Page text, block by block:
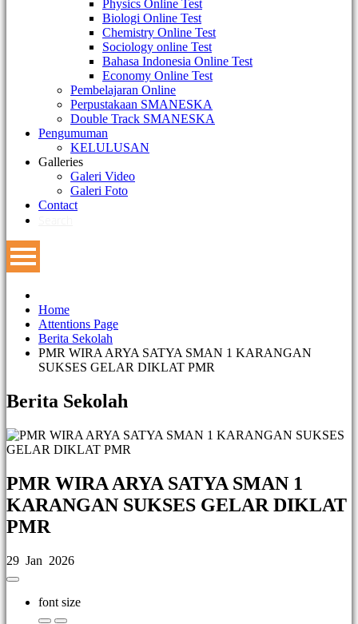
Physics Online Test
Biologi Online Test
Chemistry Online Test
Sociology online Test
Bahasa Indonesia Online Test
Economy Online Test
Pembelajaran Online
Perpustakaan SMANESKA
Double Track SMANESKA
Pengumuman
KELULUSAN
Galleries
Galeri Video
Galeri Foto
Contact
Home
Attentions Page
Berita Sekolah
PMR WIRA ARYA SATYA SMAN 1 KARANGAN
SUKSES GELAR DIKLAT PMR
Berita Sekolah
PMR WIRA ARYA SATYA SMAN 1
KARANGAN SUKSES GELAR DIKLAT
PMR
29 Jan 2026
font size